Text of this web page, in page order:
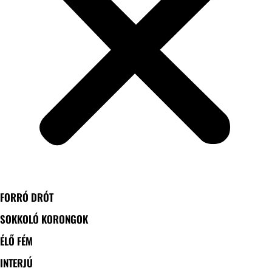
FORRÓ DRÓT
SOKKOLÓ KORONGOK
ÉLŐ FÉM
INTERJÚ